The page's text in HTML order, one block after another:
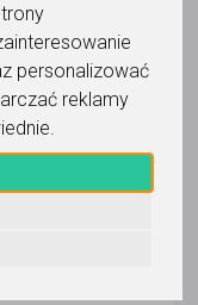
personalizować
reklamy